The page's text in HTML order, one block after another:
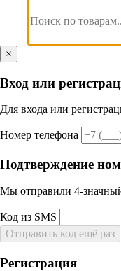
×
Вход или
Для входа или
Номер телефона
Подтверждение
Мы отправили
Код из SMS
Отправить код ещё раз
Регистрация